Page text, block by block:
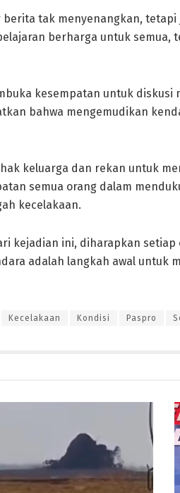
tak menyenangkan,
berharga untuk semua,
kesempatan untuk diskusi
bahwa mengemudikan
keluarga dan rekan untuk
semua orang dalam
kecelakaan.
kejadian ini, diharapkan setiap
adalah langkah awal untuk
Kecelakaan Kondisi Paspro